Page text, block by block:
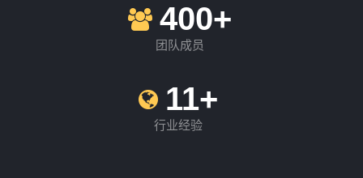
400+
团队成员
11+
行业经验